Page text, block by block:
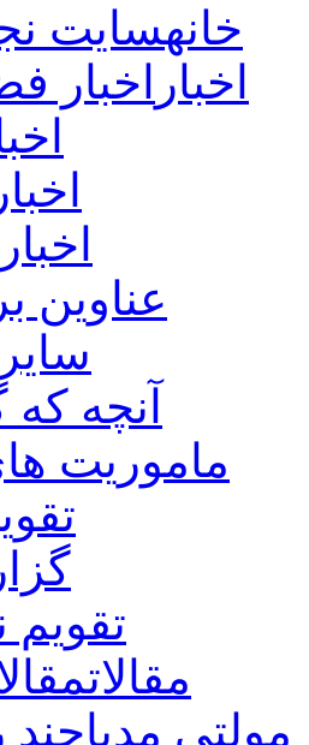
خانهسایت
اخبار اخبار
عناوین
آنچه
ماموریت
مقالات
مولتی مدیاچند